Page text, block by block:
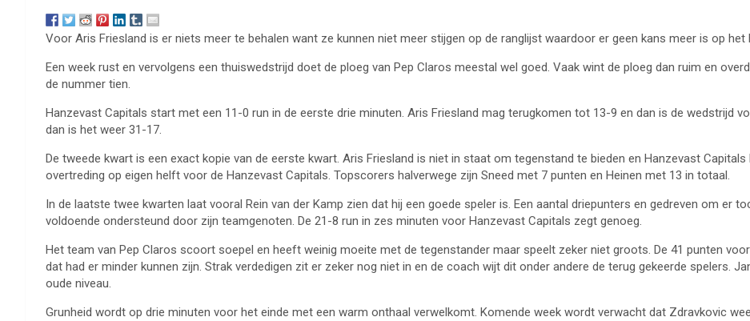
Voor Aris Friesland is er niets meer te behalen want ze kunnen niet meer stijgen op de ranglijst waardoor er geen kans meer is op
Een week rust en vervolgens een thuiswedstrijd doet de ploeg van Pep Claros meestal wel goed. Vaak wint de ploeg dan ruim en
de nummer tien.
Hanzevast Capitals start met een 11-0 run in de eerste drie minuten. Aris Friesland mag terugkomen tot 13-9 en dan is de wedstrijd
dan is het weer 31-17.
De tweede kwart is een exact kopie van de eerste kwart. Aris Friesland is niet in staat om tegenstand te bieden en Hanzevast
overtreding op eigen helft voor de Hanzevast Capitals. Topscorers halverwege zijn Sneed met 7 punten en Heinen met 13 in totaal.
In de laatste twee kwarten laat vooral Rein van der Kamp zien dat hij een goede speler is. Een aantal driepunters en gedreven om er
voldoende ondersteund door zijn teamgenoten. De 21-8 run in zes minuten voor Hanzevast Capitals zegt genoeg.
Het team van Pep Claros scoort soepel en heeft weinig moeite met de tegenstander maar speelt zeker niet groots. De 41 punten
dat had er minder kunnen zijn. Strak verdedigen zit er zeker nog niet in en de coach wijt dit onder andere de terug gekeerde spelers.
oude niveau.
Grunheid wordt op drie minuten voor het einde met een warm onthaal verwelkomt. Komende week wordt verwacht dat Zdravkovic